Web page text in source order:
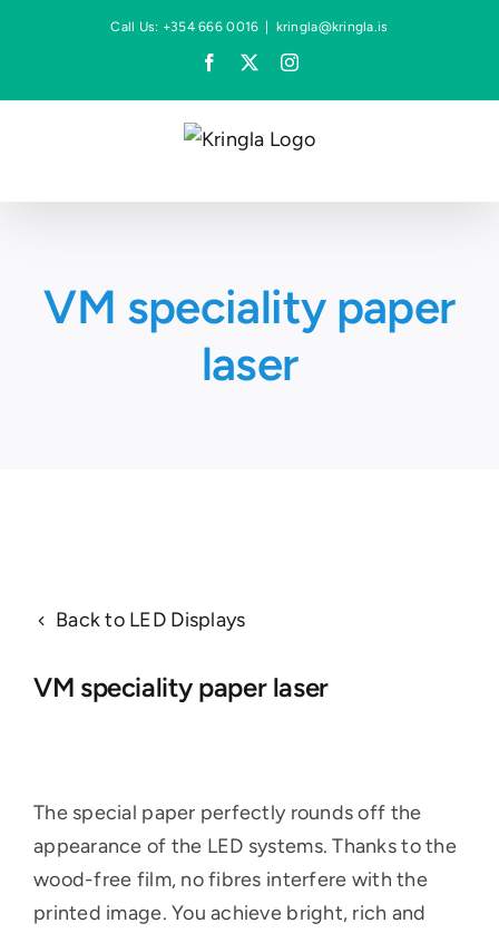
Call Us: +354 666 0016 kringla@kringla.is
Facebook Instagram
VM speciality paper
laser
Back to LED Displays
VM speciality paper laser
The special paper perfectly rounds off the
appearance of the LED systems. Thanks to the
wood-free film, no fibres interfere with the
printed image. You achieve bright, rich and